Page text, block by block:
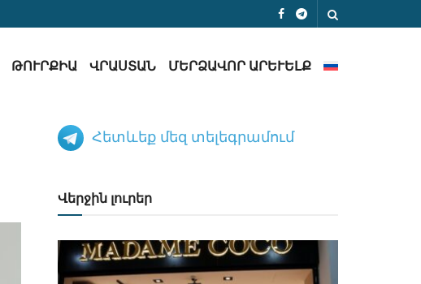
ԹՈՒՐՔԻԱ ՎՐԱՍՏԱՆ ՄԵՐՁԱՎՈՐ ԱՐԵՒԵԼՔ
Հետևեք մեզ տելեգրամում
Վերջին լուրեր